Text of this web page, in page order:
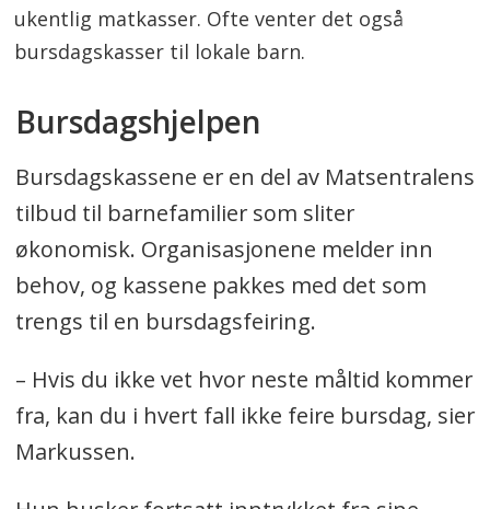
ukentlig matkasser. Ofte venter det også
bursdagskasser til lokale barn.
Bursdagshjelpen
Bursdagskassene er en del av Matsentralens
tilbud til barnefamilier som sliter
økonomisk. Organisasjonene melder inn
behov, og kassene pakkes med det som
trengs til en bursdagsfeiring.
– Hvis du ikke vet hvor neste måltid kommer
fra, kan du i hvert fall ikke feire bursdag, sier
Markussen.